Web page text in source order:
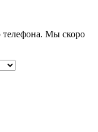
телефона. Мы скоро